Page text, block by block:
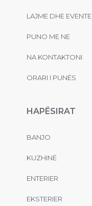
LAJME DHE EVENTE
PUNO ME NE
NA KONTAKTONI
ORARI I PUNËS
HAPËSIRAT
BANJO
KUZHINË
ENTERIER
EKSTERIER